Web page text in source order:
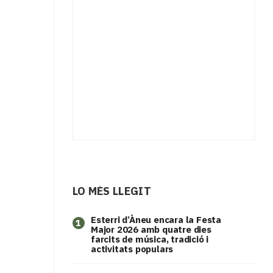
LO MÉS LLEGIT
1
Esterri d’Àneu encara la Festa
Major 2026 amb quatre dies
farcits de música, tradició i
activitats populars